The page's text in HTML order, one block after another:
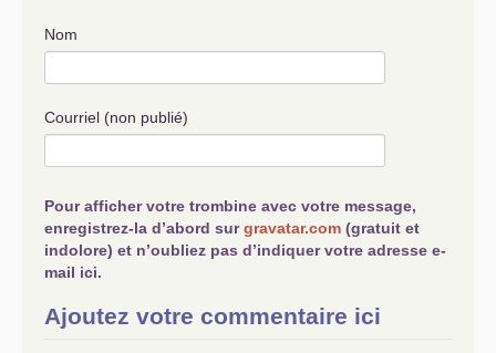
Nom
Courriel (non publié)
Pour afficher votre trombine avec votre message,
enregistrez-la d’abord surgravatar.com (gratuit et
indolore) et n’oubliez pas d’indiquer votre adresse e-
mail ici.
Ajoutez votre commentaire ici